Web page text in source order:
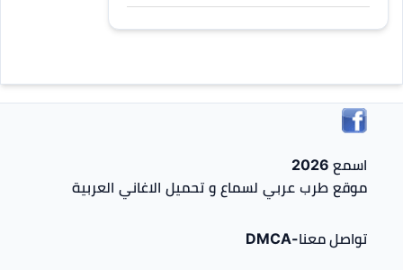
اسمع 2026
موقع طرب عربي لسماع و تحميل الاغاني العربية
تواصل معنا-DMCA